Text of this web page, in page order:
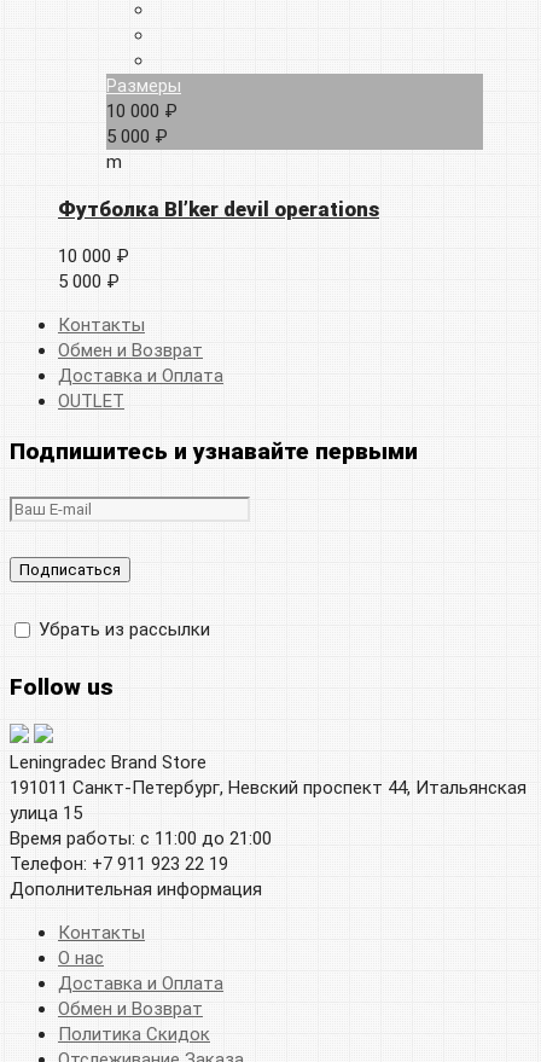
Размеры
10 000 ₽
5 000 ₽
m
Футболка Bl’ker devil operations
10 000 ₽
5 000 ₽
Контакты
Обмен и Возврат
Доставка и Оплата
OUTLET
Подпишитесь и узнавайте первыми
Убрать из рассылки
Follow us
Leningradec Brand Store
191011 Санкт-Петербург, Невский проспект 44, Итальянская
улица 15
Время работы: с 11:00 до 21:00
Телефон: +7 911 923 22 19
Дополнительная информация
Контакты
О нас
Доставка и Оплата
Обмен и Возврат
Политика Скидок